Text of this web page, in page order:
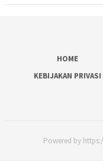
HOME
KEBIJAKAN PRIVASI
Powered by